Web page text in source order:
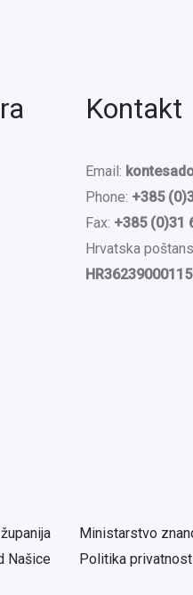
Kontakt
Email:
Phone: +385
Fax: +385 (0)31
Hrvatska
Ministarstvo
Našice
Politika